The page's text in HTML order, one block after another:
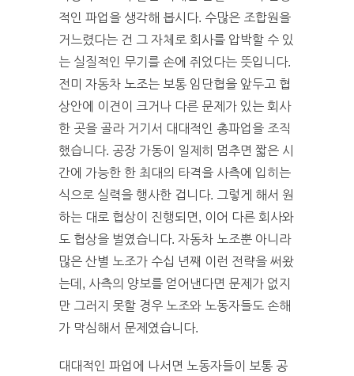
적인 파업을 생각해 봅시다. 수많은 조합원을
거느렸다는 건 그 자체로 회사를 압박할 수 있
는 실질적인 무기를 손에 쥐었다는 뜻입니다.
전미 자동차 노조는 보통 임단협을 앞두고 협
상안에 이견이 크거나 다른 문제가 있는 회사
한 곳을 골라 거기서 대대적인 총파업을 조직
했습니다. 공장 가동이 일제히 멈추면 짧은 시
간에 가능한 한 최대의 타격을 사측에 입히는
식으로 실력을 행사한 겁니다. 그렇게 해서 원
하는 대로 협상이 진행되면, 이어 다른 회사와
도 협상을 벌였습니다. 자동차 노조뿐 아니라
많은 산별 노조가 수십 년째 이런 전략을 써왔
는데, 사측의 양보를 얻어낸다면 문제가 없지
만 그러지 못할 경우 노조와 노동자들도 손해
가 막심해서 문제였습니다.
대대적인 파업에 나서면 노동자들이 보통 공